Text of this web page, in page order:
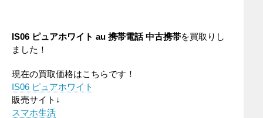
IS06 ピュアホワイト au 携帯電話中古携帯を買取りし
ました！
現在の買取価格はこちらです！
IS06 ピュアホワイト
販売サイト↓
スマホ生活